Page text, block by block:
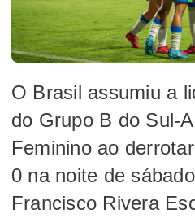
O Brasil assumiu a
do Grupo B do Sul-
Feminino ao
0 na noite de
Francisco Rivera